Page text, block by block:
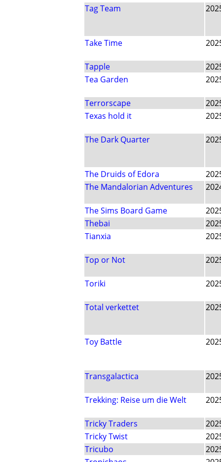
Tag Team
Take Time
Tapple
Tea Garden
Terrorscape
Texas hold it
The Dark Quarter
The Druids of Edora
The Mandalorian Adventures
The Sims Board Game
Thebai
Tianxia
Top or Not
Toriki
Total verkettet
Toy Battle
Transgalactica
Trekking: Reise um die Welt
Tricky Traders
Tricky Twist
Tricubo